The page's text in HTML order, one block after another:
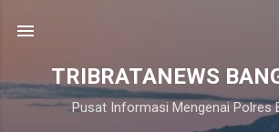
TRIBRATANEWS
Pusat Informasi Mengenai Polres